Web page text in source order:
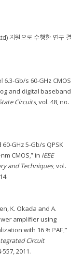
지원으로 수행한 연구 결
Gb/s 60-GHz CMOS
and digital baseband
Circuits, vol. 48, no.
GHz 5-Gb/s QPSK
CMOS,” in IEEE
and Techniques, vol.
K. Okada and A.
amplifier using
with 16 % PAE,”
Circuit
2011.